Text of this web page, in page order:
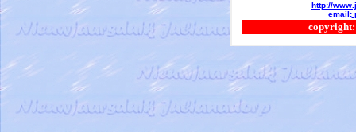
http://
email: